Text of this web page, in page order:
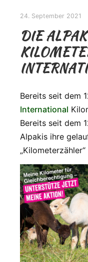
24. September 2021
DIE
Bereits seit dem
International
Bereits seit dem
Alpakis ihre